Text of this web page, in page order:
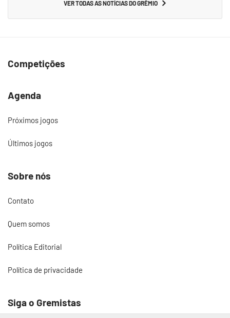
VER TODAS AS NOTÍCIAS DO GRÊMIO
Competições
Agenda
Próximos jogos
Últimos jogos
Sobre nós
Contato
Quem somos
Política Editorial
Política de privacidade
Siga o Gremistas